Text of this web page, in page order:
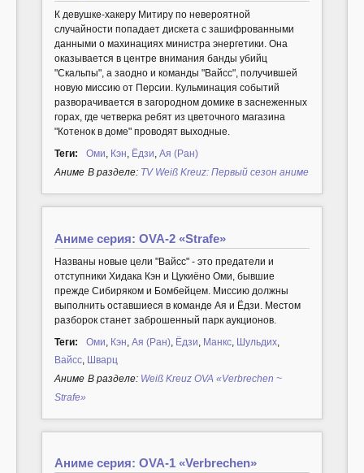
К девушке-хакеру Митиру по невероятной
случайности попадает дискета с зашифрованными
данными о махинациях министра энергетики. Она
оказывается в центре внимания банды убийц
"Скальпы", а заодно и команды "Вайсс", получившей
новую миссию от Персии. Кульминация событий
разворачивается в загородном домике в заснеженных
горах, где четверка ребят из цветочного магазина
"Котенок в доме" проводят выходные.
Теги:
Оми, Кэн, Ёдзи, Ая (Ран)
Аниме В разделе: TV Weiß Kreuz: Первый сезон аниме
Аниме серия: OVA-2 «Strafe»
Названы новые цели "Вайсс" - это предатели и
отступники Хидака Кэн и Цукиёно Оми, бывшие
прежде Сибиряком и Бомбейцем. Миссию должны
выполнить оставшиеся в команде Ая и Ёдзи. Местом
разборок станет заброшенный парк аукционов.
Теги:
Оми Кэн Ая (Ран) Ёдзи Манкс Шульдих
Вайсс Шварц
Аниме В разделе: Weiß Kreuz OVA «Verbrechen ~
Strafe»
Аниме серия: OVA-1 «Verbrechen»